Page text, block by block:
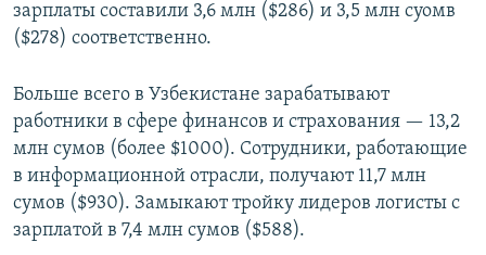
зарплаты составили 3,6 млн ($286) и 3,5 млн суомв
($278) соответственно.
Больше всего в Узбекистане зарабатывают
работники в сфере финансов и страхования — 13,2
млн сумов (более $1000). Сотрудники, работающие
в информационной отрасли, получают 11,7 млн
сумов ($930). Замыкают тройку лидеров логисты с
зарплатой в 7,4 млн сумов ($588).